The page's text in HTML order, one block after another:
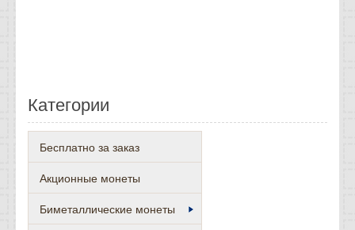
Категории
Бесплатно за заказ
Акционные монеты
Биметаллические монеты